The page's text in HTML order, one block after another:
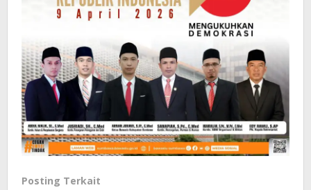
Posting Terkait